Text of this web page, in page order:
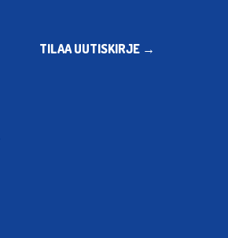
TILAA UUTISKIRJE →